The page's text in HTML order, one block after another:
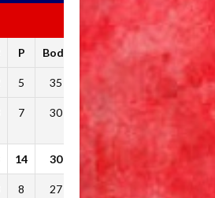
P Body
5 35
7 30
14 30
8 27